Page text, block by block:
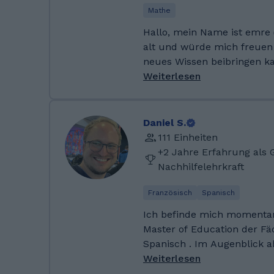
Kultur sehr gut. Für mein
nach Düsseldorf
meinen Master in
Mathe
Hallo, mein Name ist
alt und würde mich
neues Wissen beibringen
wirklich mein Unterricht so
motivieren und denen
Hallo, Ich habe nach der
realschule besucht und sie
fortgeführt danach habe ich mein Abitur gemacht
studieren. Über meine
ich sagen, dass ich im
Leuten was erklärt habe
was beizubringen
Weiterlesen
Daniel S.
111 Einheiten
+2 Jahre Erfahrung als
Nachhilfelehrkraft
Französisch Spanisch
Ich befinde mich
Master of Education der
Spanisch . Im Augenblick
Praxissemester an einer
Weiterlesen